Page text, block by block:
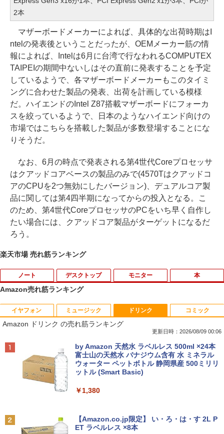
2本
マザーボードメーカーによれば、具体的な出荷時期はI
ntelの発表後ということだったが、OEMメーカー筋の情
報によれば、Intelは6月に台湾で行なわれるCOMPUTEX
TAIPEIの期間中ないしはその直前に発表することを予定
しているようで、各マザーボードメーカーもこのタイミ
ングに合わせた製品の発表、出荷を計画している模様
だ。ハイエンドのIntel Z87搭載マザーボードにフォーカ
スを絞っているようで、日本のようなハイエンド向けの
市場ではこちらを搭載した製品が多数登場することにな
りそうだ。
なお、6月の時点で発表される第4世代Coreプロセッサ
はクアッドコアベースの製品のみで(4570Tはクアッドコ
アのCPUを2つ無効にしたバージョン)、デュアルコア製
品に関しては第4四半期になってからの投入となる。こ
のため、第4世代CoreプロセッサのPCをいち早く自作し
たい場合には、クアッドコア製品がターゲットになるだ
ろう。
楽天市場 売れ筋ランキング
ノート
1
■新品■Panasonic Let's note CF-SZ5 C
F-SZ6 CF-SV1 CF-SV2 CF-SV7 CF-SV8
CF-SV9 日本語キーボード
￥4,620
【8/05.8/10限定！お買い物マラソン×5の
つく日｜ポイント最大49.5倍】【超美
en 3 (第14世代Intel N100/ メモリ4GB/ e
MMC64GB/ 無線LAN/フルHD1920*108
デスクトップ モニター
1
モバイルモニター 15.6インチ InnoView
モバイルディスプレイ 自立型 1920*1080
FHD ポータブルモニター IPS液晶パネル
h/PS3/PS4/PS5/Xbox One/PC/スマホ/U
SBType-C/標準HDMI対応【選べる種
類】タッチ/ケース付き/4Kタイプ
液晶モニター Dell Pro 22モニター E222
5HM 21.5型 フルHD リフレッシュレート
本
1
道路橋示方書・同解説 II 鋼部材・鋼上部
構造編（令和7年10月） [ 公益社団法
￥18,260
【 限定生産・特典つき 】YUZURU2027
羽生結弦カレンダー卓上版 [ 能登 直 ]
Amazon売れ筋ランキング
イヤフォン
Anker Soundcore P42i (Bluetooth 6.1)【完
全ワイヤレスイヤホン/ウルトラノイズキャン
セリング 3.5 / マルチポイント接続 / 最大40時
間再生 / コンパクト形状/持ち運びに便利 / IP5
ル
ミュージック
BRUCE WAYNE feat. Flo Milli, ATL Jacob
[Explicit]
￥250
[Explicit]
ドリンク
Amazon ドリンク の売れ筋ランキング
更新日時：2026/08/09 00:06
by Amazon 天然水 ラベルレス 500ml ×24本
富士山の天然水 バナジウム含有 水 ミネラル
ウォーター ペットボトル 静岡県産 500ミリリ
ットル (Smart Basic)
￥1,380
【Amazon.co.jp限定】 い・ろ・は・す 2L P
ET ラベルレス ×8本
コミック